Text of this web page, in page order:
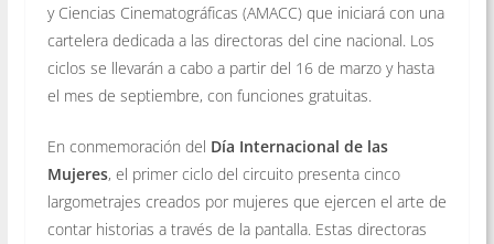
y Ciencias Cinematográficas (AMACC) que iniciará con una
cartelera dedicada a las directoras del cine nacional. Los
ciclos se llevarán a cabo a partir del 16 de marzo y hasta
el mes de septiembre, con funciones gratuitas.
En conmemoración del Día Internacional de las
Mujeres, el primer ciclo del circuito presenta cinco
largometrajes creados por mujeres que ejercen el arte de
contar historias a través de la pantalla. Estas directoras